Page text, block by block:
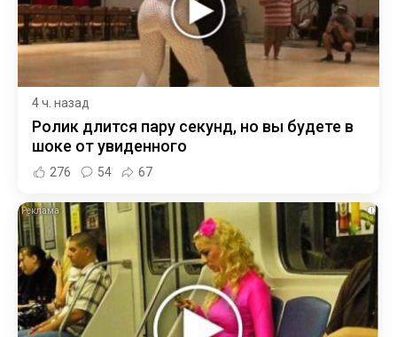
4 ч. назад
Ролик длится пару секунд, но вы будете в
шоке от увиденного
276 54 67
i